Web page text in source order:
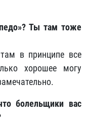
Ты там тоже
в принципе все
хорошее могу
болельщики вас